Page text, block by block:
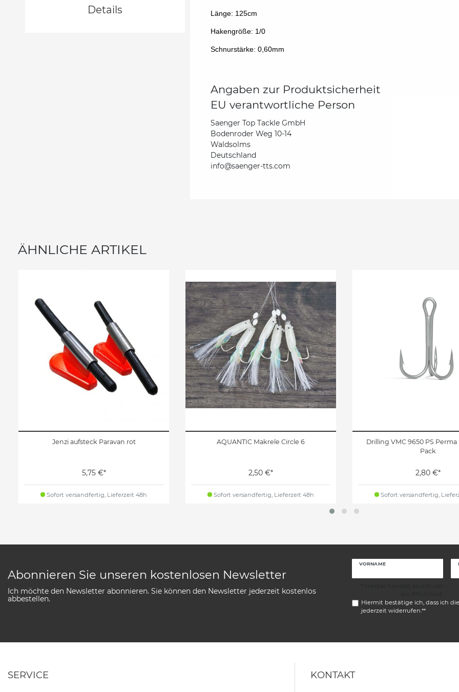
Details Länge: 125cm
Hakengröße: 1/0
Schnurstärke: 0,60mm
Angaben zur Produktsicherheit
EU verantwortliche Person
Saenger Top Tackle GmbH
Bodenroder Weg 10-14
Waldsolms
Deutschland
info@saenger-tts.com
ÄHNLICHE ARTIKEL
Jenzi aufsteck Paravan rot
5,75 €*
Sofort versandfertig, Lieferzeit 48h
AQUANTIC Makrele Circle 6
2,50 €*
Sofort versandfertig, Lieferzeit 48h
Drilling VMC 9650 PS Perma
Pack
2,80 €*
Sofort versandfertig,
Abonnieren Sie unseren kostenlosen Newsletter
Ich möchte den Newsletter abonnieren. Sie können den Newsletter jederzeit kostenlos
abbestellen.
VORNAME
Hiermit bestätige ich, dass ich die
jederzeit widerrufen.**
SERVICE KONTAKT